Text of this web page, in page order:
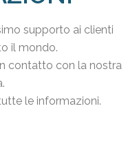
supporto ai clienti
il mondo.
contatto con la nostra
le informazioni.